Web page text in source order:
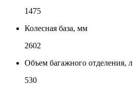
1475
Колесная база, мм
2602
Объем багажного отделения, л
530